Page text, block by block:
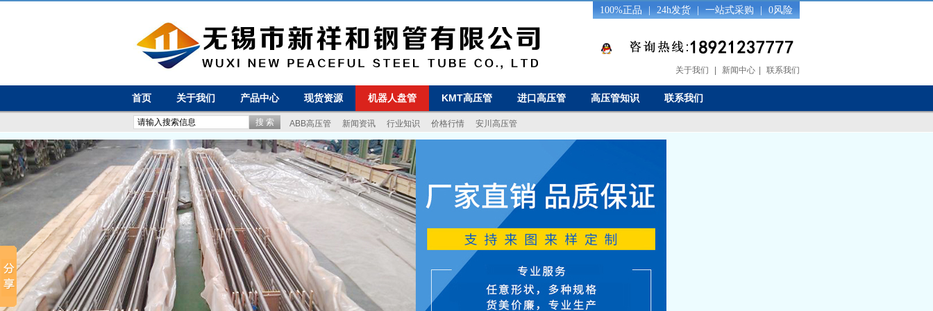
关于我们 新闻中心 联系我们
100%正品 24h发货 一站式采购 0风险
首页 关于我们 产品中心 现货资源 机器人盘管 KMT高压管 进口高压管 高压管知识 联系我们
ABB高压管 新闻资讯 行业知识 价格行情 安川高压管